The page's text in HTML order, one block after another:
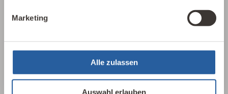
Marketing
Alle zulassen
Auswahl erlauben
gesundheitliche, nachhaltige und
Baubiologie kennenlernen